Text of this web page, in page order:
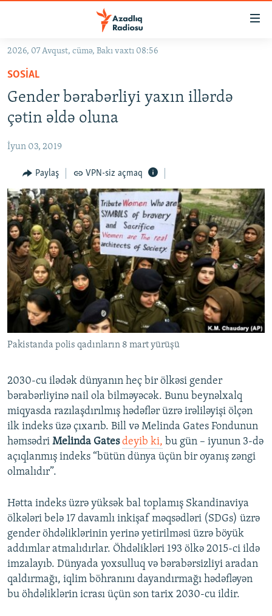
Əsas
qayıt
Əsas
naviqasiyaya
qayıt
Axtarışa
keç
GÜNDƏM
#İZAHLA
KORRUPSIOMETR
#ƏSLINDƏ
FƏRQƏ BAX
QANUNI DOĞRU
ARAŞDIRMA
MULTIMEDIA
VIDEO
FOTOQALEREYA
İNFOQRAFIKA
KARIKATURA
RADIO ARXIV
OXU ZALI
AZƏRBAYCAN ƏDƏBIYYATI KITABXANASI
İSLAM VƏ DEMOKRATIYA
İZ - MƏDƏNIYYƏT PROQRAMI
HAQQIMIZDA
MISSIYAMIZ
PEŞƏ ETIKASI VƏ JURNALISTIKA STANDARTLARIMIZ
MATERIALLARIMIZDAN ISTIFADƏ
AZADLIQRADIOSU MOBIL TELEFONUNUZDA
XƏBƏR BÜLLETENLƏRIMIZ
BIZI IZLƏ
RFE/RL-in bütün saytları
2026, 07 Avqust, cümə, Bakı vaxtı 08:56
SOSIAL
Gender bərabərliyi yaxın illərdə
çətin əldə oluna
İyun 03, 2019
Paylaş VPN-siz açmaq
Pakistanda polis qadınların 8 mart yürüşü
2030-cu ilədək dünyanın heç bir ölkəsi gender
bərabərliyinə nail ola bilməyəcək. Bunu beynəlxalq
miqyasda razılaşdırılmış hədəflər üzrə irəliləyişi ölçən
ilk indeks üzə çıxarıb. Bill və Melinda Gates Fondunun
həmsədri Melinda Gates deyib ki, bu gün – iyunun 3-də
açıqlanmış indeks “bütün dünya üçün bir oyanış zəngi
olmalıdır”.
Hətta indeks üzrə yüksək bal toplamış Skandinaviya
ölkələri belə 17 davamlı inkişaf məqsədləri (SDGs) üzrə
gender öhdəliklərinin yerinə yetirilməsi üzrə böyük
addımlar atmalıdırlar. Öhdəlikləri 193 ölkə 2015-ci ildə
imzalayıb. Dünyada yoxsulluq və bərabərsizliyi aradan
qaldırmağı, iqlim böhranını dayandırmağı hədəfləyən
bu öhdəliklərin icrası üçün son tarix 2030-cu ildir.